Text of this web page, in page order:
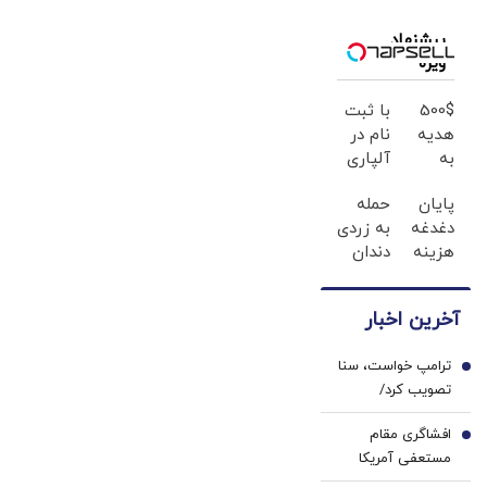
بسازیم، اما
نمی‌سازیم+فیلم
پیشنهاد
ویژه
500$
هدیه
به
جدید،ثبت
نام کن
با ثبت
نام در
آلپاری
دلار
بونوس
بگیر؛
پایان
دغدغه
هزینه
پزشکی
سفید
کننده
خانگی
حمله
به زردی
دندان
سفید
دندان!
خرید40%تخفیف
آخرین اخبار
ترامپ خواست، سنا
تصویب کرد/
تحریم‌های تازه علیه
ایران در راه است
1
افشاگری مقام
مستعفی آمریکا
درباره ایران: داستان
2